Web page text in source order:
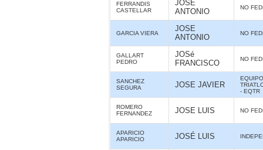
FERRANDIS
CASTELLAR
JOSE
ANTONIO
NO
GARCIA VIERA
JOSE
ANTONIO
NO
GALLART
PEDRO
JOSé
FRANCISCO
NO
SANCHEZ
SEGURA
JOSE JAVIER
- EQTR
ROMERO
FERNANDEZ
JOSE LUIS NO
APARICIO
APARICIO
JOSÉ LUIS